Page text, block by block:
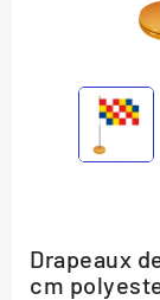
Drapeaux
cm